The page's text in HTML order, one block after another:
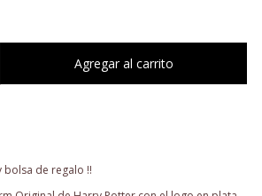
bolsa de regalo !!